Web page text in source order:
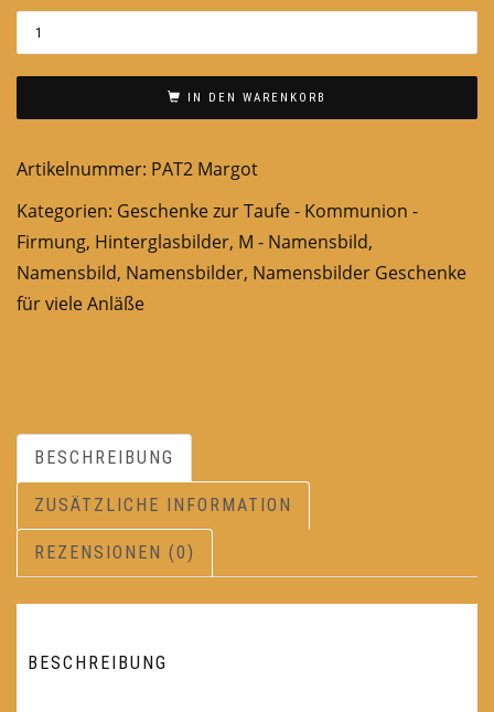
IN DEN WARENKORB
Artikelnummer: PAT2 Margot
Kategorien: Geschenke zur Taufe - Kommunion -
Firmung, Hinterglasbilder, M - Namensbild,
Namensbild, Namensbilder, Namensbilder Geschenke
für viele Anläße
BESCHREIBUNG
ZUSÄTZLICHE INFORMATION
REZENSIONEN (0)
BESCHREIBUNG